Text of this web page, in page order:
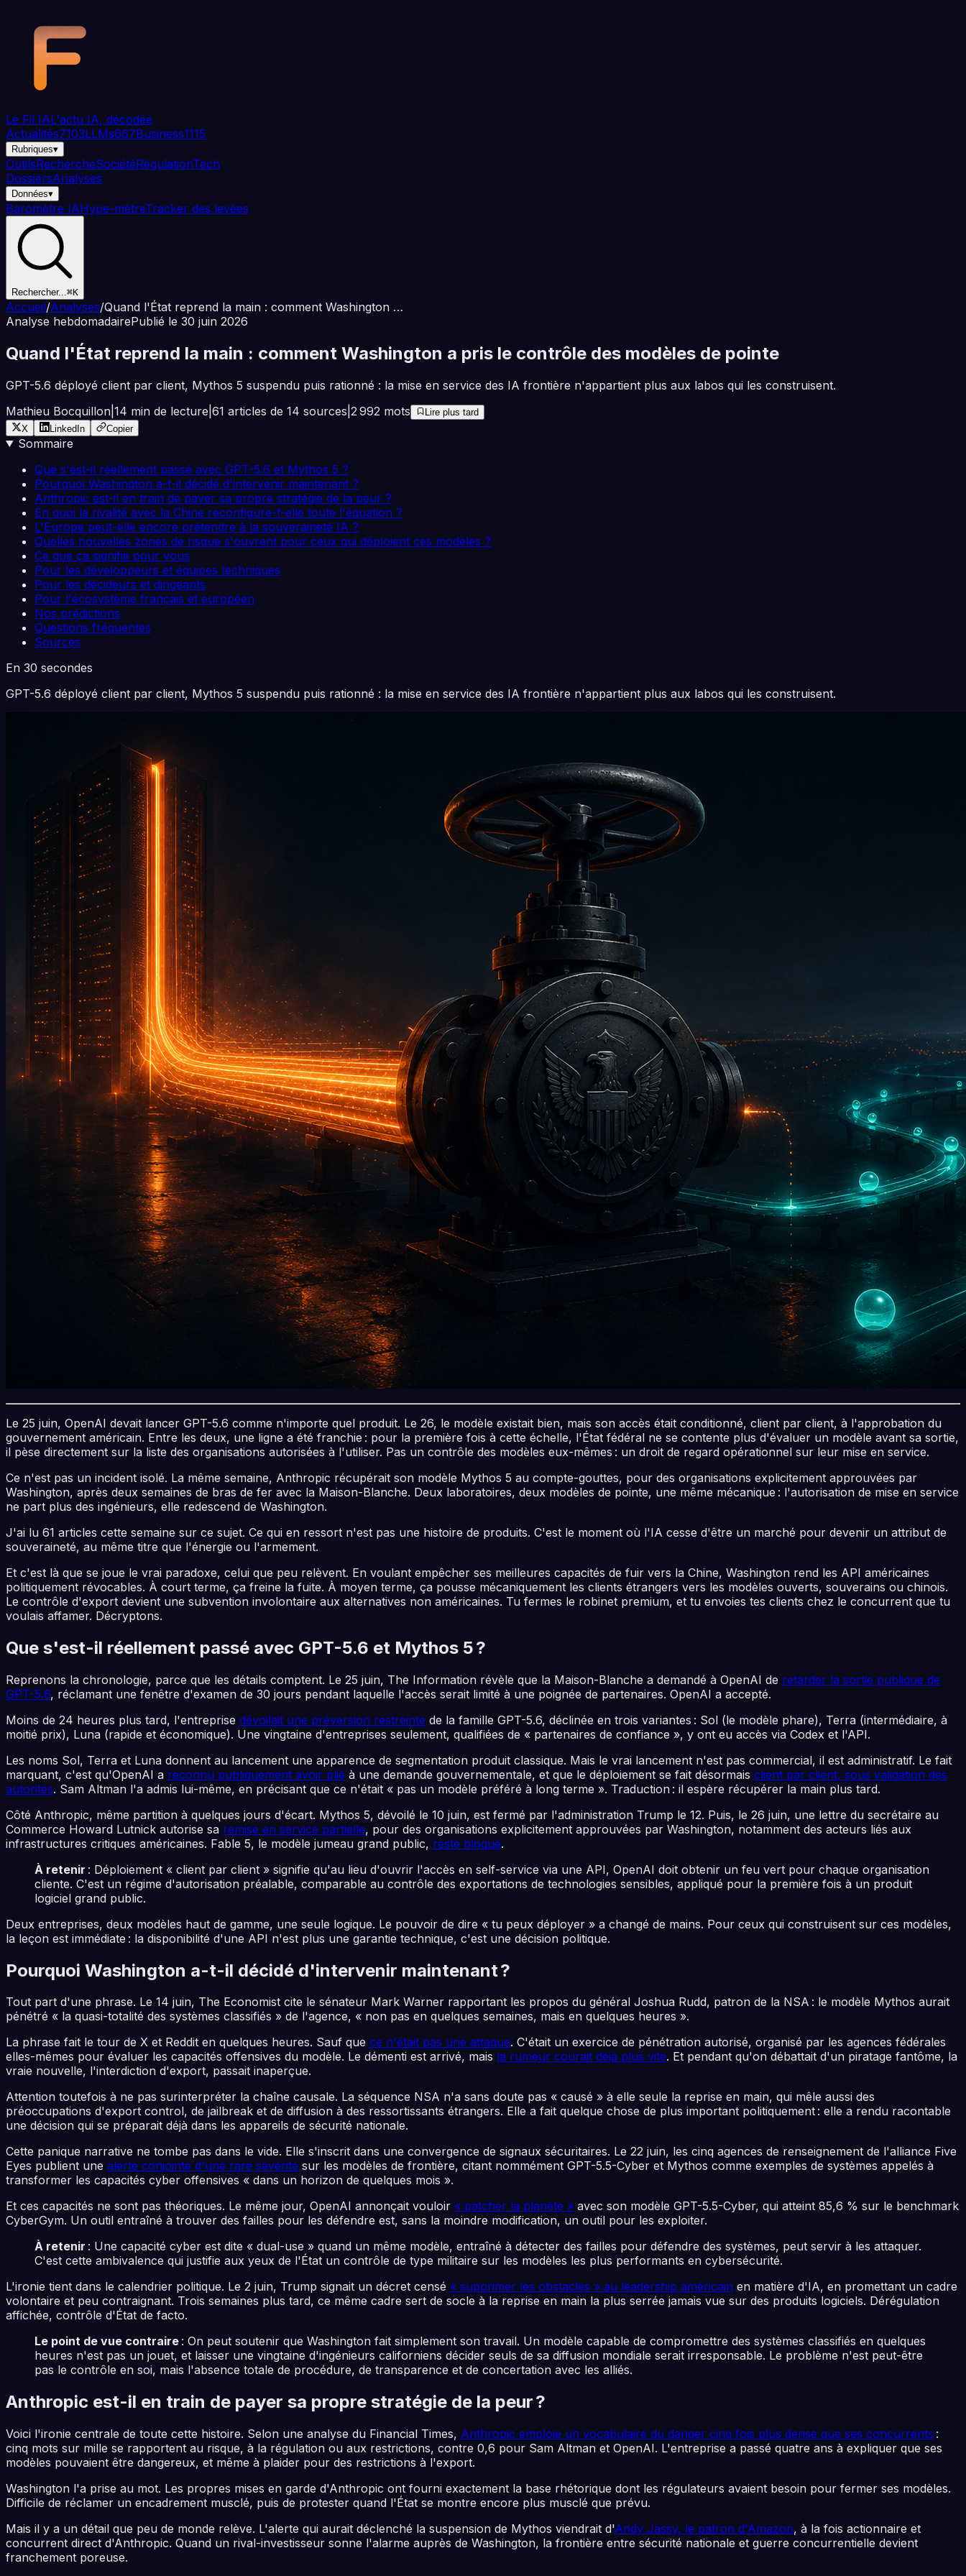
Le Fil IAL'actu IA, décodée
Actualités7103LLMs667Business1115
Rubriques▾
OutilsRechercheSociétéRégulationTech
DossiersAnalyses
Données▾
Baromètre IAHype-mètreTracker des levées
Rechercher...⌘K
Accueil/Analyses/Quand l'État reprend la main : comment Washington …
Analyse hebdomadairePublié le 30 juin 2026
Quand l'État reprend la main : comment Washington a pris le contrôle des modèles de pointe
GPT-5.6 déployé client par client, Mythos 5 suspendu puis rationné : la mise en service des IA frontière n'appartient plus aux labos qui les construisent.
Mathieu Bocquillon 14 min de lecture 61 articles de 14 sources 2 992 mots
Lire plus tard
X
LinkedIn Copier
Sommaire
Que s'est-il réellement passé avec GPT-5.6 et Mythos 5 ?
Pourquoi Washington a-t-il décidé d'intervenir maintenant ?
Anthropic est-il en train de payer sa propre stratégie de la peur ?
En quoi la rivalité avec la Chine reconfigure-t-elle toute l'équation ?
L'Europe peut-elle encore prétendre à la souveraineté IA ?
Quelles nouvelles zones de risque s'ouvrent pour ceux qui déploient ces modèles ?
Ce que ça signifie pour vous
Pour les développeurs et équipes techniques
Pour les décideurs et dirigeants
Pour l'écosystème français et européen
Nos prédictions
Questions fréquentes
Sources
En 30 secondes
GPT-5.6 déployé client par client, Mythos 5 suspendu puis rationné : la mise en service des IA frontière n'appartient plus aux labos qui les construisent.
Le 25 juin, OpenAI devait lancer GPT-5.6 comme n'importe quel produit. Le 26, le modèle existait bien, mais son accès était conditionné, client par client, à l'approbation du
gouvernement américain. Entre les deux, une ligne a été franchie : pour la première fois à cette échelle, l'État fédéral ne se contente plus d'évaluer un modèle avant sa sortie,
il pèse directement sur la liste des organisations autorisées à l'utiliser. Pas un contrôle des modèles eux-mêmes : un droit de regard opérationnel sur leur mise en service.
Ce n'est pas un incident isolé. La même semaine, Anthropic récupérait son modèle Mythos 5 au compte-gouttes, pour des organisations explicitement approuvées par
Washington, après deux semaines de bras de fer avec la Maison-Blanche. Deux laboratoires, deux modèles de pointe, une même mécanique : l'autorisation de mise en service
ne part plus des ingénieurs, elle redescend de Washington.
J'ai lu 61 articles cette semaine sur ce sujet. Ce qui en ressort n'est pas une histoire de produits. C'est le moment où l'IA cesse d'être un marché pour devenir un attribut de
souveraineté, au même titre que l'énergie ou l'armement.
Et c'est là que se joue le vrai paradoxe, celui que peu relèvent. En voulant empêcher ses meilleures capacités de fuir vers la Chine, Washington rend les API américaines
politiquement révocables. À court terme, ça freine la fuite. À moyen terme, ça pousse mécaniquement les clients étrangers vers les modèles ouverts, souverains ou chinois.
Le contrôle d'export devient une subvention involontaire aux alternatives non américaines. Tu fermes le robinet premium, et tu envoies tes clients chez le concurrent que tu
voulais affamer. Décryptons.
Que s'est-il réellement passé avec GPT-5.6 et Mythos 5 ?
Reprenons la chronologie, parce que les détails comptent. Le 25 juin, The Information révèle que la Maison-Blanche a demandé à OpenAI de retarder la sortie publique de
GPT-5.6, réclamant une fenêtre d'examen de 30 jours pendant laquelle l'accès serait limité à une poignée de partenaires. OpenAI a accepté.
Moins de 24 heures plus tard, l'entreprise dévoilait une préversion restreinte de la famille GPT-5.6, déclinée en trois variantes : Sol (le modèle phare), Terra (intermédiaire, à
moitié prix), Luna (rapide et économique). Une vingtaine d'entreprises seulement, qualifiées de « partenaires de confiance », y ont eu accès via Codex et l'API.
Les noms Sol, Terra et Luna donnent au lancement une apparence de segmentation produit classique. Mais le vrai lancement n'est pas commercial, il est administratif. Le fait
marquant, c'est qu'OpenAI a reconnu publiquement avoir plié à une demande gouvernementale, et que le déploiement se fait désormais client par client, sous validation des
autorités. Sam Altman l'a admis lui-même, en précisant que ce n'était « pas un modèle préféré à long terme ». Traduction : il espère récupérer la main plus tard.
Côté Anthropic, même partition à quelques jours d'écart. Mythos 5, dévoilé le 10 juin, est fermé par l'administration Trump le 12. Puis, le 26 juin, une lettre du secrétaire au
Commerce Howard Lutnick autorise sa remise en service partielle, pour des organisations explicitement approuvées par Washington, notamment des acteurs liés aux
infrastructures critiques américaines. Fable 5, le modèle jumeau grand public, reste bloqué.
À retenir : Déploiement « client par client » signifie qu'au lieu d'ouvrir l'accès en self-service via une API, OpenAI doit obtenir un feu vert pour chaque organisation
cliente. C'est un régime d'autorisation préalable, comparable au contrôle des exportations de technologies sensibles, appliqué pour la première fois à un produit
logiciel grand public.
Deux entreprises, deux modèles haut de gamme, une seule logique. Le pouvoir de dire « tu peux déployer » a changé de mains. Pour ceux qui construisent sur ces modèles,
la leçon est immédiate : la disponibilité d'une API n'est plus une garantie technique, c'est une décision politique.
Pourquoi Washington a-t-il décidé d'intervenir maintenant ?
Tout part d'une phrase. Le 14 juin, The Economist cite le sénateur Mark Warner rapportant les propos du général Joshua Rudd, patron de la NSA : le modèle Mythos aurait
pénétré « la quasi-totalité des systèmes classifiés » de l'agence, « non pas en quelques semaines, mais en quelques heures ».
La phrase fait le tour de X et Reddit en quelques heures. Sauf que ce n'était pas une attaque. C'était un exercice de pénétration autorisé, organisé par les agences fédérales
elles-mêmes pour évaluer les capacités offensives du modèle. Le démenti est arrivé, mais la rumeur courait déjà plus vite. Et pendant qu'on débattait d'un piratage fantôme, la
vraie nouvelle, l'interdiction d'export, passait inaperçue.
Attention toutefois à ne pas surinterpréter la chaîne causale. La séquence NSA n'a sans doute pas « causé » à elle seule la reprise en main, qui mêle aussi des
préoccupations d'export control, de jailbreak et de diffusion à des ressortissants étrangers. Elle a fait quelque chose de plus important politiquement : elle a rendu racontable
une décision qui se préparait déjà dans les appareils de sécurité nationale.
Cette panique narrative ne tombe pas dans le vide. Elle s'inscrit dans une convergence de signaux sécuritaires. Le 22 juin, les cinq agences de renseignement de l'alliance Five
Eyes publient une alerte conjointe d'une rare sévérité sur les modèles de frontière, citant nommément GPT-5.5-Cyber et Mythos comme exemples de systèmes appelés à
transformer les capacités cyber offensives « dans un horizon de quelques mois ».
Et ces capacités ne sont pas théoriques. Le même jour, OpenAI annonçait vouloir « patcher la planète » avec son modèle GPT-5.5-Cyber, qui atteint 85,6 % sur le benchmark
CyberGym. Un outil entraîné à trouver des failles pour les défendre est, sans la moindre modification, un outil pour les exploiter.
À retenir : Une capacité cyber est dite « dual-use » quand un même modèle, entraîné à détecter des failles pour défendre des systèmes, peut servir à les attaquer.
C'est cette ambivalence qui justifie aux yeux de l'État un contrôle de type militaire sur les modèles les plus performants en cybersécurité.
L'ironie tient dans le calendrier politique. Le 2 juin, Trump signait un décret censé « supprimer les obstacles » au leadership américain en matière d'IA, en promettant un cadre
volontaire et peu contraignant. Trois semaines plus tard, ce même cadre sert de socle à la reprise en main la plus serrée jamais vue sur des produits logiciels. Dérégulation
affichée, contrôle d'État de facto.
Le point de vue contraire : On peut soutenir que Washington fait simplement son travail. Un modèle capable de compromettre des systèmes classifiés en quelques
heures n'est pas un jouet, et laisser une vingtaine d'ingénieurs californiens décider seuls de sa diffusion mondiale serait irresponsable. Le problème n'est peut-être
pas le contrôle en soi, mais l'absence totale de procédure, de transparence et de concertation avec les alliés.
Anthropic est-il en train de payer sa propre stratégie de la peur ?
Voici l'ironie centrale de toute cette histoire. Selon une analyse du Financial Times, Anthropic emploie un vocabulaire du danger cinq fois plus dense que ses concurrents :
cinq mots sur mille se rapportent au risque, à la régulation ou aux restrictions, contre 0,6 pour Sam Altman et OpenAI. L'entreprise a passé quatre ans à expliquer que ses
modèles pouvaient être dangereux, et même à plaider pour des restrictions à l'export.
Washington l'a prise au mot. Les propres mises en garde d'Anthropic ont fourni exactement la base rhétorique dont les régulateurs avaient besoin pour fermer ses modèles.
Difficile de réclamer un encadrement musclé, puis de protester quand l'État se montre encore plus musclé que prévu.
Mais il y a un détail que peu de monde relève. L'alerte qui aurait déclenché la suspension de Mythos viendrait d'Andy Jassy, le patron d'Amazon, à la fois actionnaire et
concurrent direct d'Anthropic. Quand un rival-investisseur sonne l'alarme auprès de Washington, la frontière entre sécurité nationale et guerre concurrentielle devient
franchement poreuse.